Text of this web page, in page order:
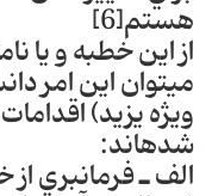
هستم[6]
از اين خطبه و يا
ويژه يزيد)
شده‎اند:
الف ـ فرمانبري از